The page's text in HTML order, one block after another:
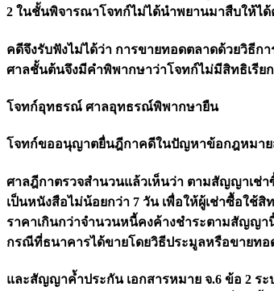
2 ในชั้นพิจารณาโจทก์ไม่ได้นำพยานมาสืบให้ไ
คดีจึงรับฟังไม่ได้ว่า การขายทอดตลาดด้วยวิธีก
ศาลชั้นต้นจึงมีคำพิพากษาว่าโจทก์ไม่มีสิทธิเรีย
โจทก์อุทธรณ์ ศาลอุทธรณ์พิพากษายืน
โจทก์ขออนุญาตยื่นฎีกาคดีในปัญหาข้อกฎหมา
ศาลฎีกาตรวจสำนวนแล้วเห็นว่า ตามสัญญาเช่า
เป็นหนังสือไม่น้อยกว่า 7 วัน เพื่อให้ผู้เช่าซื้อใ
ราคาเกินกว่าจำนวนหนี้คงค้างชำระตามสัญญา
กรณีที่ธนาคารได้ขายโดยวิธีประมูลหรือขายทอ
และสัญญาค้ำประกัน เอกสารหมาย จ.6 ข้อ 2 ร